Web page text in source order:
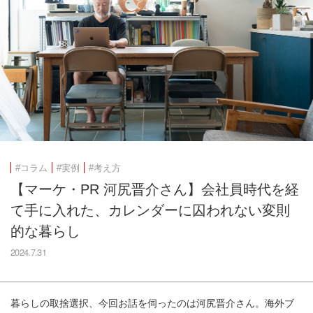
#コラム #実例 #考え方
【マーケ・PR 河尻晋介さん】会社員時代を経
て手に入れた、カレンダーに囚われない変則
的な暮らし
2024.7.31
暮らしの取捨選択、今回お話を伺ったのは河尻晋介さん。海外ブ